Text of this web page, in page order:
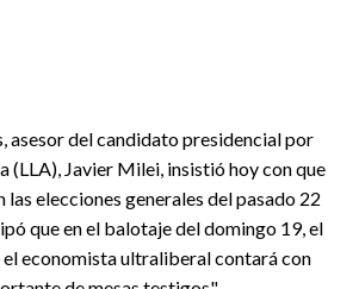
asesor del candidato presidencial por
(LLA), Javier Milei, insistió hoy con que
elecciones generales del pasado 22
que en el balotaje del domingo 19, el
el economista ultraliberal contará con